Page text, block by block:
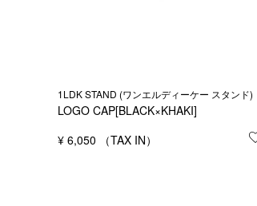
1LDK STAND (ワンエルディーケー スタンド)
LOGO CAP[BLACK×KHAKI]
¥ 6,050